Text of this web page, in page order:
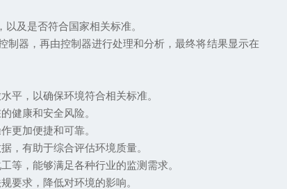
及是否符合国家相关标准。
器，再由控制器进行处理和分析，最终将结果显示在
，以确保环境符合相关标准。
健康和安全风险。
更加便捷和可靠。
有助于综合评估环境质量。
，能够满足各种行业的监测需求。
求，降低对环境的影响。